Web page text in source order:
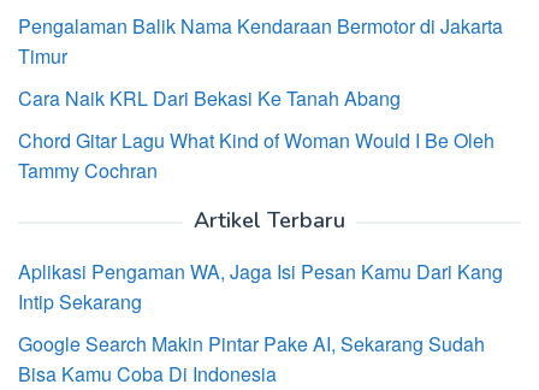
Pengalaman Balik Nama Kendaraan Bermotor di Jakarta
Timur
Cara Naik KRL Dari Bekasi Ke Tanah Abang
Chord Gitar Lagu What Kind of Woman Would I Be Oleh
Tammy Cochran
Artikel Terbaru
Aplikasi Pengaman WA, Jaga Isi Pesan Kamu Dari Kang
Intip Sekarang
Google Search Makin Pintar Pake AI, Sekarang Sudah
Bisa Kamu Coba Di Indonesia